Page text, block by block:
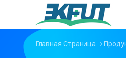
Главная Страница